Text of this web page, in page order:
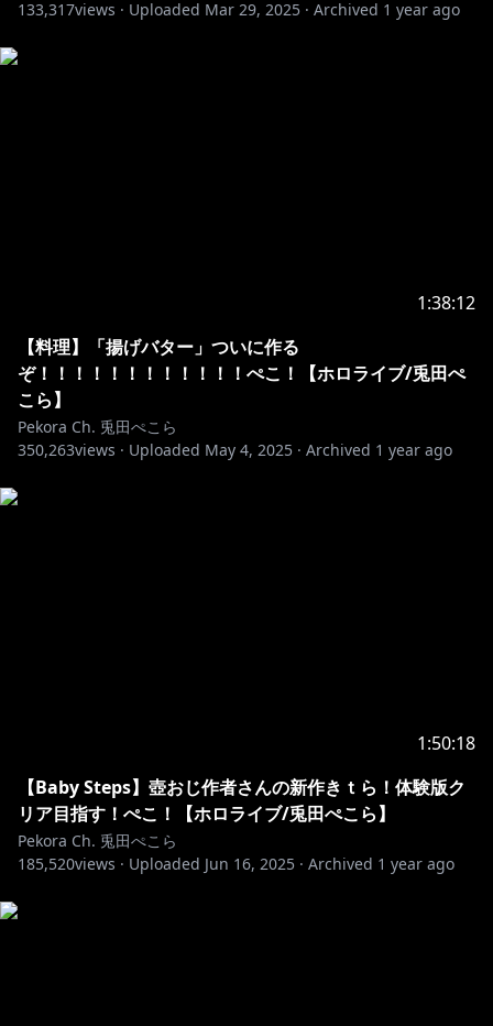
133,317views · Uploaded Mar 29, 2025 · Archived 1 year ago
1:38:12
【料理】「揚げバター」ついに作る
ぞ！！！！！！！！！！！！ぺこ！【ホロライブ/兎田ぺ
こら】
Pekora Ch. 兎田ぺこら
350,263views · Uploaded May 4, 2025 · Archived 1 year ago
1:50:18
【Baby Steps】壺おじ作者さんの新作きｔら！体験版ク
リア目指す！ぺこ！【ホロライブ/兎田ぺこら】
Pekora Ch. 兎田ぺこら
185,520views · Uploaded Jun 16, 2025 · Archived 1 year ago